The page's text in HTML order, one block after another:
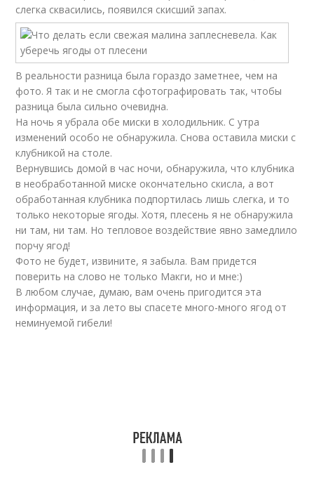
слегка сквасились, появился скисший запах.
В реальности разница была гораздо заметнее, чем на
фото. Я так и не смогла сфотографировать так, чтобы
разница была сильно очевидна.
На ночь я убрала обе миски в холодильник. С утра
изменений особо не обнаружила. Снова оставила миски с
клубникой на столе.
Вернувшись домой в час ночи, обнаружила, что клубника
в необработанной миске окончательно скисла, а вот
обработанная клубника подпортилась лишь слегка, и то
только некоторые ягоды. Хотя, плесень я не обнаружила
ни там, ни там. Но тепловое воздействие явно замедлило
порчу ягод!
Фото не будет, извините, я забыла. Вам придется
поверить на слово не только Макги, но и мне:)
В любом случае, думаю, вам очень пригодится эта
информация, и за лето вы спасете много-много ягод от
неминуемой гибели!